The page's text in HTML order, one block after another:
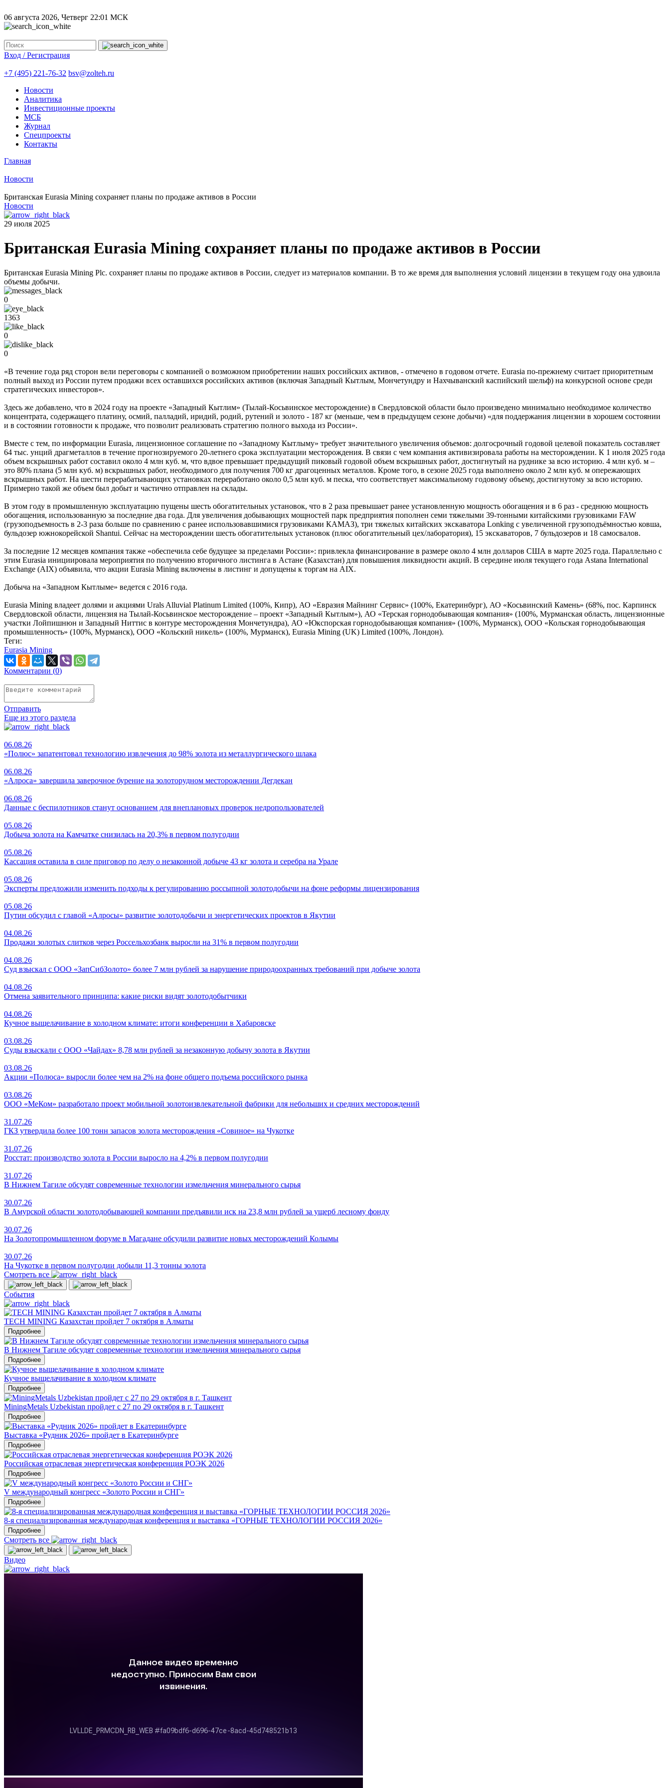
06 августа 2026, Четверг 22:01 МСК
Вход / Регистрация
+7 (495) 221-76-32 bsv@zolteh.ru
Новости
Аналитика
Инвестиционные проекты
МСБ
Журнал
Спецпроекты
Контакты
Главная
Новости
Британская Eurasia Mining сохраняет планы по продаже активов в России
Новости
29 июля 2025
Британская Eurasia Mining сохраняет планы по продаже активов в России
Британская Eurasia Mining Plc. сохраняет планы по продаже активов в России, следует из материалов компании. В то же время для выполнения условий лицензии в текущем году она удвоила
объемы добычи.
0
1363
0
0
«В течение года ряд сторон вели переговоры с компанией о возможном приобретении наших российских активов, - отмечено в годовом отчете. Eurasia по-прежнему считает приоритетным
полный выход из России путем продажи всех оставшихся российских активов (включая Западный Кытлым, Мончетундру и Нахчыванский каспийский шельф) на конкурсной основе среди
стратегических инвесторов».
Здесь же добавлено, что в 2024 году на проекте «Западный Кытлим» (Тылай-Косьвинское месторождение) в Свердловской области было произведено минимально необходимое количество
концентрата, содержащего платину, осмий, палладий, иридий, родий, рутений и золото - 187 кг (меньше, чем в предыдущем сезоне добычи) «для поддержания лицензии в хорошем состоянии
и в состоянии готовности к продаже, что позволит реализовать стратегию полного выхода из России».
Вместе с тем, по информации Eurasia, лицензионное соглашение по «Западному Кытлыму» требует значительного увеличения объемов: долгосрочный годовой целевой показатель составляет
64 тыс. унций драгметаллов в течение прогнозируемого 20-летнего срока эксплуатации месторождения. В связи с чем компания активизировала работы на месторождении. К 1 июля 2025 года
объем вскрышных работ составил около 4 млн куб. м, что вдвое превышает предыдущий пиковый годовой объем вскрышных работ, достигнутый на руднике за всю историю. 4 млн куб. м –
это 80% плана (5 млн куб. м) вскрышных работ, необходимого для получения 700 кг драгоценных металлов. Кроме того, в сезоне 2025 года выполнено около 2 млн куб. м опережающих
вскрышных работ. На шести перерабатывающих установках переработано около 0,5 млн куб. м песка, что соответствует максимальному годовому объему, достигнутому за всю историю.
Примерно такой же объем был добыт и частично отправлен на склады.
В этом году в промышленную эксплуатацию пущены шесть обогатительных установок, что в 2 раза превышает ранее установленную мощность обогащения и в 6 раз - среднюю мощность
обогащения, использованную за последние два года. Для увеличения добывающих мощностей парк предприятия пополнен семи тяжелыми 39-тонными китайскими грузовиками FAW
(грузоподъемность в 2-3 раза больше по сравнению с ранее использовавшимися грузовиками КАМАЗ), три тяжелых китайских экскаватора Lonking с увеличенной грузоподъёмностью ковша,
бульдозер южнокорейской Shantui. Сейчас на месторождении шесть обогатительных установок (плюс обогатительный цех/лаборатория), 15 экскаваторов, 7 бульдозеров и 18 самосвалов.
За последние 12 месяцев компания также «обеспечила себе будущее за пределами России»: привлекла финансирование в размере около 4 млн долларов США в марте 2025 года. Параллельно с
этим Eurasia инициировала мероприятия по получению вторичного листинга в Астане (Казахстан) для повышения ликвидности акций. В середине июля текущего года Astana International
Exchange (AIX) объявила, что акции Eurasia Mining включены в листинг и допущены к торгам на AIX.
Добыча на «Западном Кытлыме» ведется с 2016 года.
Eurasia Mining владеет долями и акциями Urals Alluvial Platinum Limited (100%, Кипр), АО «Евразия Майнинг Сервис» (100%, Екатеринбург), АО «Косьвинский Камень» (68%, пос. Карпинск
Свердловской области, лицензия на Тылай-Косьвинское месторождение – проект «Западный Кытлым»), АО «Терская горнодобывающая компания» (100%, Мурманская область, лицензионные
участки Лойпишнюн и Западный Ниттис в контуре месторождения Мончетундра), АО «Юкспорская горнодобывающая компания» (100%, Мурманск), ООО «Кольская горнодобывающая
промышленность» (100%, Мурманск), ООО «Кольский никель» (100%, Мурманск), Eurasia Mining (UK) Limited (100%, Лондон).
Теги:
Eurasia Mining
Комментарии (0)
Отправить
Еще из этого раздела
06.08.26
«Полюс» запатентовал технологию извлечения до 98% золота из металлургического шлака
06.08.26
«Алроса» завершила заверочное бурение на золоторудном месторождении Дегдекан
06.08.26
Данные с беспилотников станут основанием для внеплановых проверок недропользователей
05.08.26
Добыча золота на Камчатке снизилась на 20,3% в первом полугодии
05.08.26
Кассация оставила в силе приговор по делу о незаконной добыче 43 кг золота и серебра на Урале
05.08.26
Эксперты предложили изменить подходы к регулированию россыпной золотодобычи на фоне реформы лицензирования
05.08.26
Путин обсудил с главой «Алросы» развитие золотодобычи и энергетических проектов в Якутии
04.08.26
Продажи золотых слитков через Россельхозбанк выросли на 31% в первом полугодии
04.08.26
Суд взыскал с ООО «ЗапСибЗолото» более 7 млн рублей за нарушение природоохранных требований при добыче золота
04.08.26
Отмена заявительного принципа: какие риски видят золотодобытчики
04.08.26
Кучное выщелачивание в холодном климате: итоги конференции в Хабаровске
03.08.26
Суды взыскали с ООО «Чайдах» 8,78 млн рублей за незаконную добычу золота в Якутии
03.08.26
Акции «Полюса» выросли более чем на 2% на фоне общего подъема российского рынка
03.08.26
ООО «МеКом» разработало проект мобильной золотоизвлекательной фабрики для небольших и средних месторождений
31.07.26
ГКЗ утвердила более 100 тонн запасов золота месторождения «Совиное» на Чукотке
31.07.26
Росстат: производство золота в России выросло на 4,2% в первом полугодии
31.07.26
В Нижнем Тагиле обсудят современные технологии измельчения минерального сырья
30.07.26
В Амурской области золотодобывающей компании предъявили иск на 23,8 млн рублей за ущерб лесному фонду
30.07.26
На Золотопромышленном форуме в Магадане обсудили развитие новых месторождений Колымы
30.07.26
На Чукотке в первом полугодии добыли 11,3 тонны золота
Смотреть все
События
TECH MINING Казахстан пройдет 7 октября в Алматы
Подробнее
В Нижнем Тагиле обсудят современные технологии измельчения минерального сырья
Подробнее
Кучное выщелачивание в холодном климате
Подробнее
MiningMetals Uzbekistan пройдет с 27 по 29 октября в г. Ташкент
Подробнее
Выставка «Рудник 2026» пройдет в Екатеринбурге
Подробнее
Российская отраслевая энергетическая конференция РОЭК 2026
Подробнее
V международный конгресс «Золото России и СНГ»
Подробнее
8-я специализированная международная конференция и выставка «ГОРНЫЕ ТЕХНОЛОГИИ РОССИЯ 2026»
Подробнее
Смотреть все
Видео